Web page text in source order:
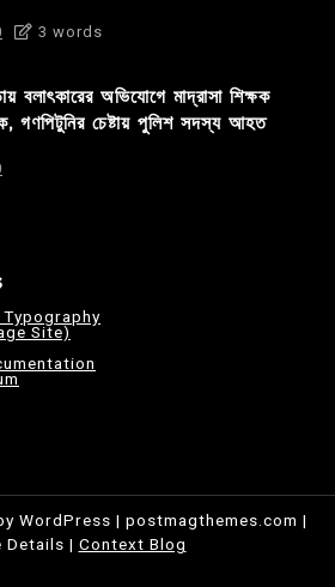
3 words
বলাৎকারের অভিযোগে মাদ্রাসা শিক্ষক
গণপিটুনির চেষ্টায় পুলিশ সদস্য আহত
Site)
WordPress | postmagthemes.com |
Details | Context Blog